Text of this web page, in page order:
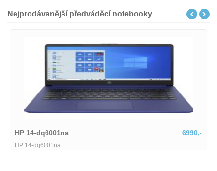
Nejprodávanější předváděcí notebooky
6990,- Lenovo IdeaPad Slim
Lenovo IdeaPad Slim 5 15ARP10-1745514